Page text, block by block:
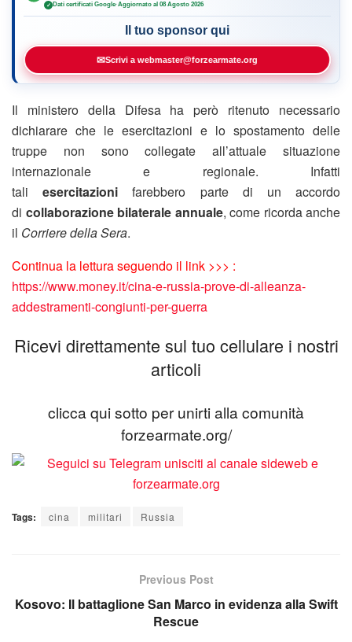
✓ Dati certificati Google·Aggiornato al 08 Agosto 2026
Il tuo sponsor qui
✉Scrivi a webmaster@forzearmate.org
Il ministero della Difesa ha però ritenuto necessario
dichiarare che le esercitazioni e lo spostamento delle
truppe non sono collegate all’attuale situazione
internazionale e regionale. Infatti
taliesercitazioni farebbero parte di un accordo
di collaborazione bilaterale annuale, come ricorda anche
il Corriere della Sera.
Continua la lettura seguendo il link >>> :
https://www.money.it/cina-e-russia-prove-di-alleanza-
addestramenti-congiunti-per-guerra
Ricevi direttamente sul tuo cellulare i nostri
articoli
clicca qui sotto per unirti alla comunità
forzearmate.org/
Tags: cina militari Russia
Previous Post
Kosovo: Il battaglione San Marco in evidenza alla Swift
Rescue